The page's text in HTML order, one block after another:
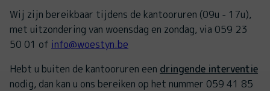
Wij zijn bereikbaar tijdens de kantooruren (09u - 17u),
met uitzondering van woensdag en zondag, via 059 23
50 01 of info@woestyn.be
Hebt u buiten de kantooruren een dringende interventie
nodig, dan kan u ons bereiken op het nummer 059 41 85